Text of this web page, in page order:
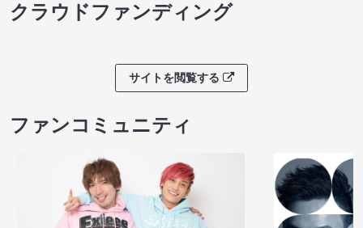
クラウドファンディング
サイトを閲覧する
ファンコミュニティ